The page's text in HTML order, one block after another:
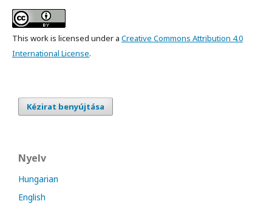
This work is licensed under a Creative Commons Attribution 4.0
International License.
Kézirat benyújtása
Nyelv
Hungarian
English